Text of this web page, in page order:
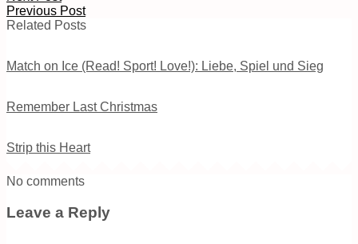
Previous Post
Related Posts
Match on Ice (Read! Sport! Love!): Liebe, Spiel und Sieg
Remember Last Christmas
Strip this Heart
No comments
Leave a Reply